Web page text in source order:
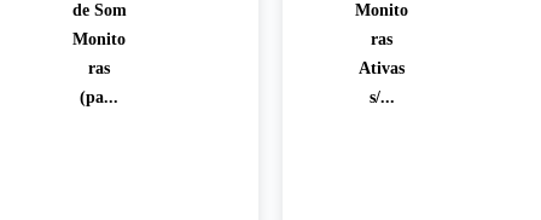
de Som
Monito
ras
(pa...
Monito
ras
Ativas
s/...